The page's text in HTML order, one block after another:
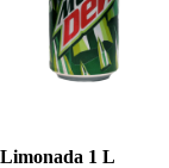
Limonada 1 L